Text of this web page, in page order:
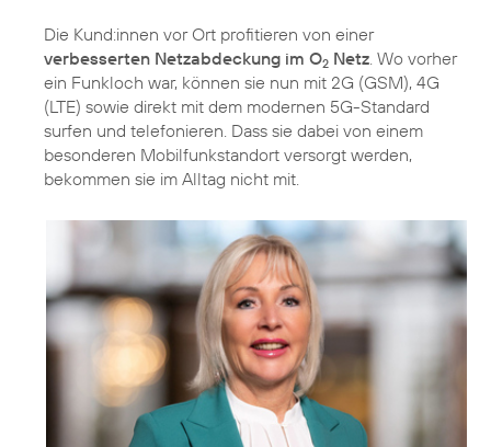
Die Kund:innen vor Ort profitieren von einer
verbesserten Netzabdeckung im O2 Netz. Wo vorher
ein Funkloch war, können sie nun mit 2G (GSM), 4G
(LTE) sowie direkt mit dem modernen 5G-Standard
surfen und telefonieren. Dass sie dabei von einem
besonderen Mobilfunkstandort versorgt werden,
bekommen sie im Alltag nicht mit.